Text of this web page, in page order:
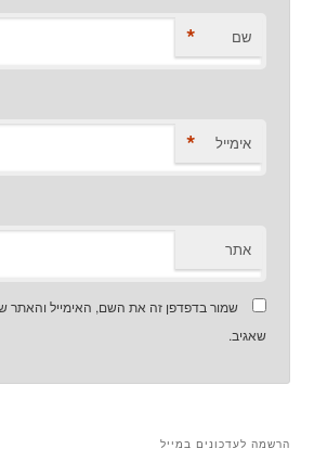
שם *
אימייל *
אתר
שמור בדפדפן זה את השם, האימייל והאתר
שאגיב.
הרשמה לעדכונים במייל